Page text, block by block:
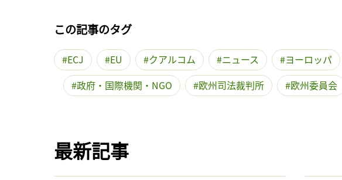
この記事のタグ
ECJ EU クアルコム ニュース ヨーロッパ
政府・国際機関・NGO
欧州司法裁判所 欧州委員会
最新記事